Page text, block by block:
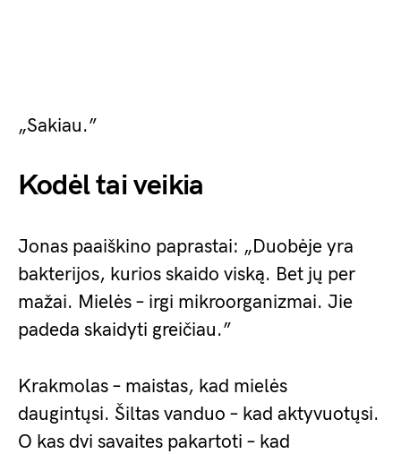
„Sakiau.”
Kodėl tai veikia
Jonas paaiškino paprastai: „Duobėje yra
bakterijos, kurios skaido viską. Bet jų per
mažai. Mielės – irgi mikroorganizmai. Jie
padeda skaidyti greičiau.”
Krakmolas – maistas, kad mielės
daugintųsi. Šiltas vanduo – kad aktyvuotųsi.
O kas dvi savaites pakartoti – kad